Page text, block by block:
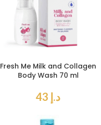
Fresh Me Milk and Collagen
Body Wash 70 ml
د.إ